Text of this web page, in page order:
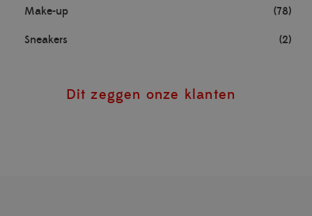
Make-up (78)
Sneakers (2)
Dit zeggen onze klanten